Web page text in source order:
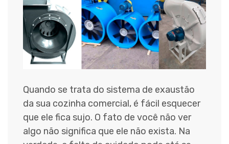
Quando se trata do sistema de exaustão
da sua cozinha comercial, é fácil esquecer
que ele fica sujo. O fato de você não ver
algo não significa que ele não exista. Na